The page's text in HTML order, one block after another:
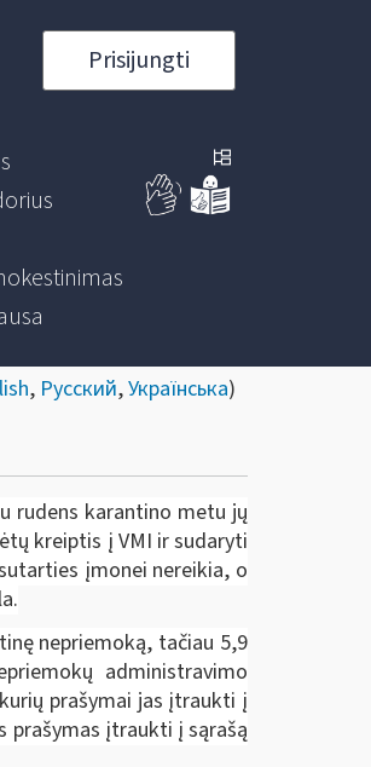
Prisijungti
, Русский,Українська)
rudens karantino metu jų
kreiptis į VMI ir sudaryti
įmonei nereikia, o
nepriemoką, tačiau 5,9
administravimo
prašymai jas įtraukti į
prašymas įtraukti į sąrašą